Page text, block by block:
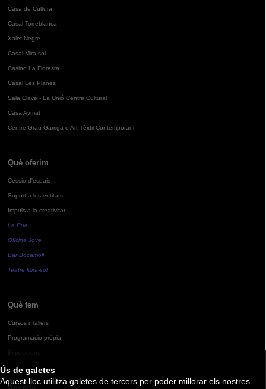
Ús de galetes
Aquest lloc utilitza galetes de tercers per poder millorar els nostres
Casa de Cultura
Casal Torreblanca
Xalet Negre
Casal Mira-sol
Casino La Floresta
Casal Les Planes
Sala Clavé - La Unió Centre Cultural
Casa Aymat
Centre Grau-Garriga d'Art Tèxtil Contemporani
Què oferim
Cessió d'espais
Suport a les entitats
Impuls a la creativitat
La Pua
Oficina Jove
Bar Bocamoll
Teatre Mira-sol
Què fem
Cursos i Tallers
Programació pròpia